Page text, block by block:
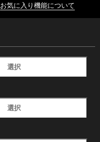
お気に入り機能について
選択
選択